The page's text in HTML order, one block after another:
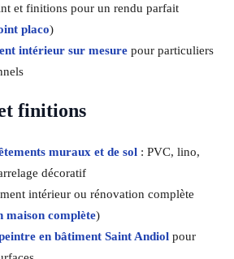
et finitions pour un rendu parfait
placo)
intérieur sur mesurepour particuliers
finitions
muraux et de sol: PVC, lino,
décoratif
intérieur ou rénovation complète
maison complète)
en bâtiment Saint Andiolpour